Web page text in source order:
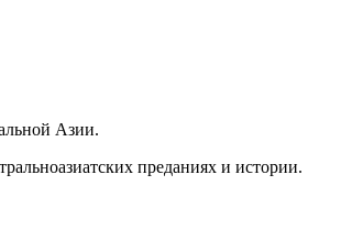
Азии.
преданиях и истории.